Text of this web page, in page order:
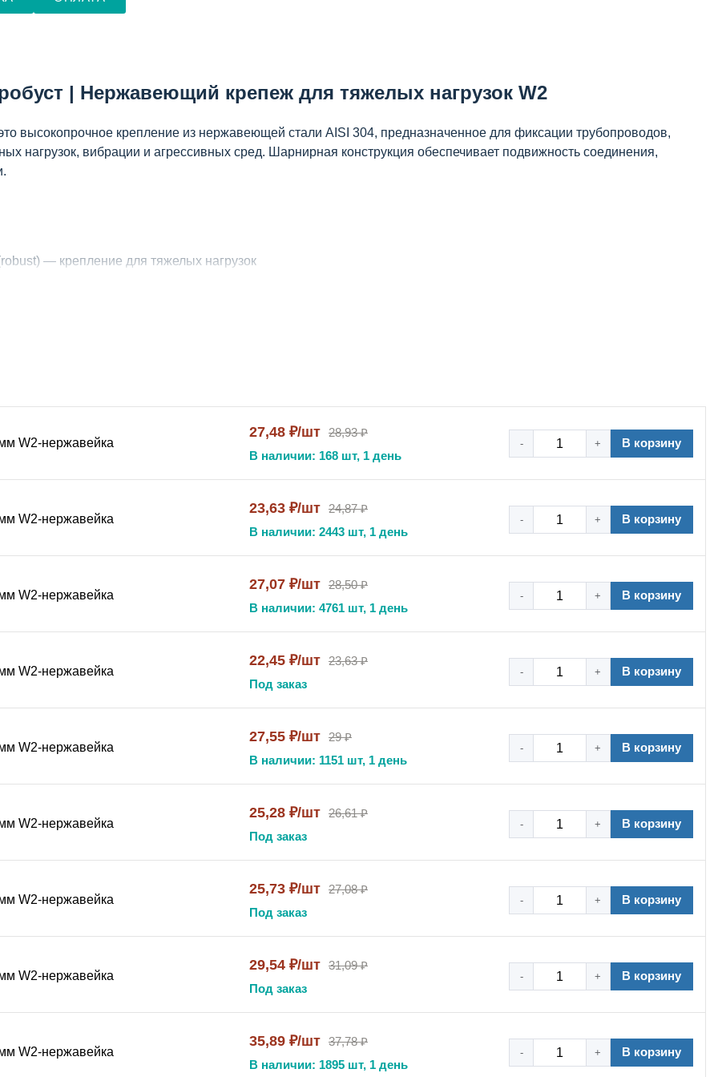
| Нержавеющий крепеж для тяжелых нагрузок W2
высокопрочное крепление из нержавеющей стали AISI 304, предназначенное для фиксации трубопроводов,
нагрузок, вибрации и агрессивных сред. Шарнирная конструкция обеспечивает подвижность соединения,
— крепление для тяжелых нагрузок
вибраций и тепловых расширений
инженерами-механиками, монтажниками промышленного оборудования, специалистами по гидравлическим и
монтажниками и проектировщиками технологических линий. Основное применение — фиксация трубопроводов
кабельных трасс, элементов подвесного оборудования и агрегатов в местах с повышенными вибрационными и
этот хомут незаменимым на объектах энергетики, нефтегазового сектора, химической промышленности и
хомут
модель робуст позволяет фиксируемому объекту сохранять определенную степень подвижности.
вибрационные нагрузки от работающего оборудования и неизбежные монтажные допуски,
крепления. Изготовление из нержавеющей стали AISI 304 гарантирует устойчивость к коррозии в агрессивных
конструкция рассчитана на высокие механические нагрузки, что позволяет использовать хомут для крепления
элементов оборудования.
к морской воде, кислотам, щелочам, маслам и агрессивным химическим средам.
монтажная платформа позволяет крепить хомут к различным несущим конструкциям.
и оборудования в агрессивных средах?
Добавьте силовой шарнирный хомут робуст
ваших технологических систем.
хомута?
который позволяет фиксируемому объекту (трубе, шлангу, агрегату) иметь определенную степень угловой
вибрации и монтажные допуски, предотвращая возникновение напряжений в креплении и на фиксируемом
медных и полимерных трубопроводов высокого давления, гидравлических и пневматических магистралей,
промышленного оборудования.
Выберите хомут, номинальный диаметр которого соответствует измеренному значению. Для объектов с
W2-нержавейка
27,48 ₽/шт 28,93 ₽
В наличии: 168 шт, 1 день
- + В корзину
W2-нержавейка
23,63 ₽/шт 24,87 ₽
В наличии: 2443 шт, 1 день
- + В корзину
W2-нержавейка
27,07 ₽/шт 28,50 ₽
В наличии: 4761 шт, 1 день
- + В корзину
W2-нержавейка
22,45 ₽/шт 23,63 ₽
Под заказ
- + В корзину
W2-нержавейка
27,55 ₽/шт 29 ₽
В наличии: 1151 шт, 1 день
- + В корзину
W2-нержавейка
25,28 ₽/шт 26,61 ₽
Под заказ
- + В корзину
W2-нержавейка
25,73 ₽/шт 27,08 ₽
Под заказ
- + В корзину
W2-нержавейка
29,54 ₽/шт 31,09 ₽
Под заказ
- + В корзину
W2-нержавейка
35,89 ₽/шт 37,78 ₽
В наличии: 1895 шт, 1 день
- + В корзину